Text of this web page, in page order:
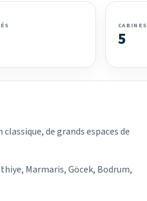
CABINES
5
de grands espaces de
Marmaris, Göcek, Bodrum,